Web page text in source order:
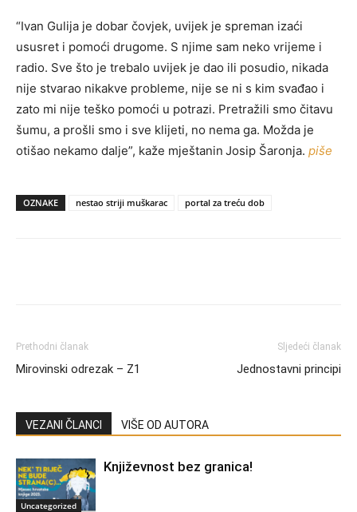
“Ivan Gulija je dobar čovjek, uvijek je spreman izaći
ususret i pomoći drugome. S njime sam neko vrijeme i
radio. Sve što je trebalo uvijek je dao ili posudio, nikada
nije stvarao nikakve probleme, nije se ni s kim svađao i
zato mi nije teško pomoći u potrazi. Pretražili smo čitavu
šumu, a prošli smo i sve klijeti, no nema ga. Možda je
otišao nekamo dalje”, kaže mještanin Josip Šaronja. piše
OZNAKE nestao striji muškarac portal za treću dob
Prethodni članak
Mirovinski odrezak – Z1
Sljedeći članak
Jednostavni principi
VEZANI ČLANCI VIŠE OD AUTORA
Uncategorized
Književnost bez granica!